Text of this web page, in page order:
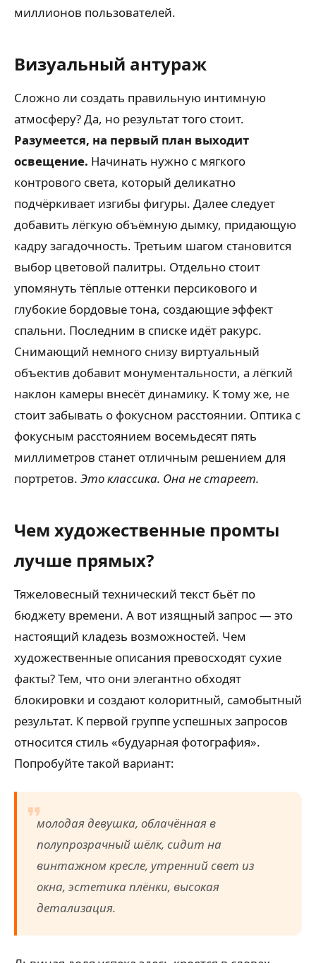
миллионов пользователей.
Визуальный антураж
Сложно ли создать правильную интимную
атмосферу? Да, но результат того стоит.
Разумеется, на первый план выходит
освещение. Начинать нужно с мягкого
контрового света, который деликатно
подчёркивает изгибы фигуры. Далее следует
добавить лёгкую объёмную дымку, придающую
кадру загадочность. Третьим шагом становится
выбор цветовой палитры. Отдельно стоит
упомянуть тёплые оттенки персикового и
глубокие бордовые тона, создающие эффект
спальни. Последним в списке идёт ракурс.
Снимающий немного снизу виртуальный
объектив добавит монументальности, а лёгкий
наклон камеры внесёт динамику. К тому же, не
стоит забывать о фокусном расстоянии. Оптика с
фокусным расстоянием восемьдесят пять
миллиметров станет отличным решением для
портретов. Это классика. Она не стареет.
Чем художественные промты
лучше прямых?
Тяжеловесный технический текст бьёт по
бюджету времени. А вот изящный запрос — это
настоящий кладезь возможностей. Чем
художественные описания превосходят сухие
факты? Тем, что они элегантно обходят
блокировки и создают колоритный, самобытный
результат. К первой группе успешных запросов
относится стиль «будуарная фотография».
Попробуйте такой вариант:
молодая девушка, облачённая в
полупрозрачный шёлк, сидит на
винтажном кресле, утренний свет из
окна, эстетика плёнки, высокая
детализация.